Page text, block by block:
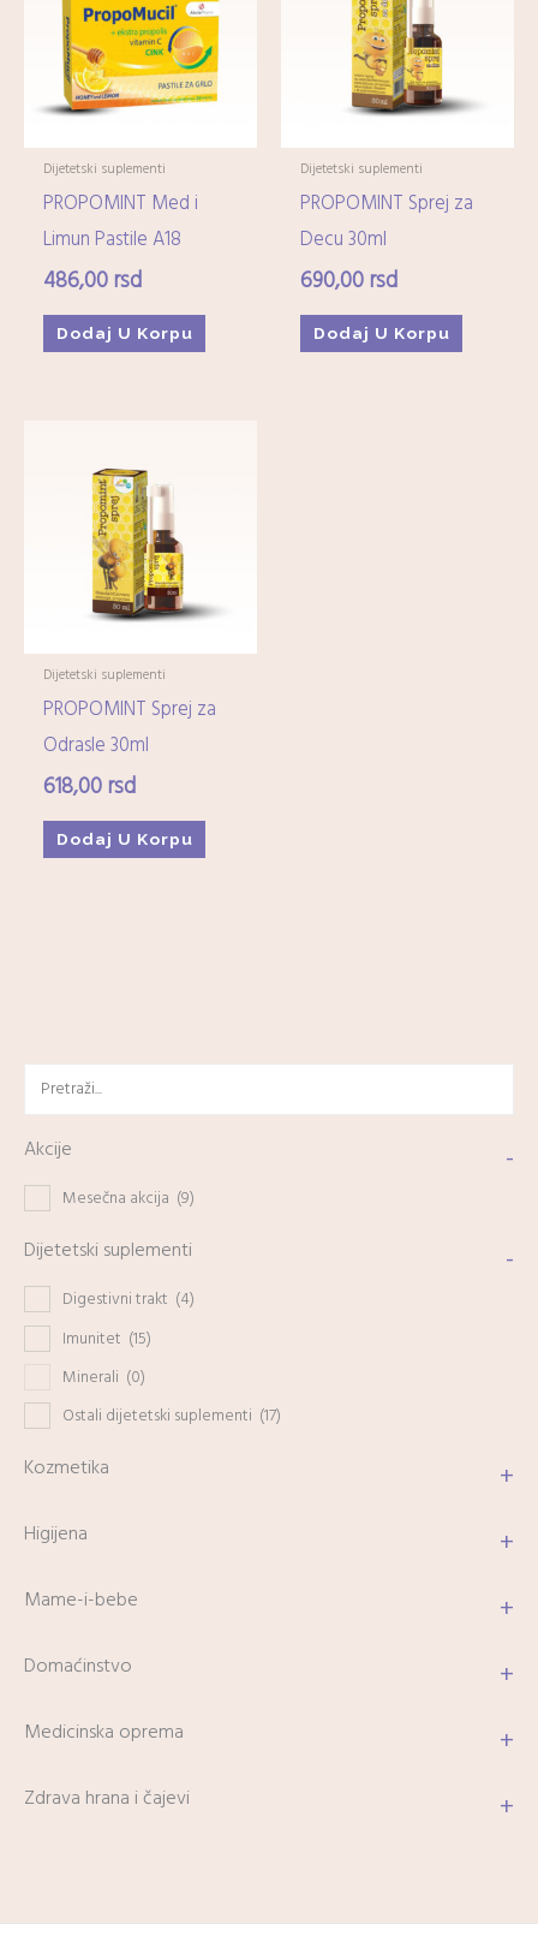
Akcije -
Mesečna akcija (9)
Dijetetski suplementi -
Digestivni trakt (4)
Imunitet (15)
Minerali (0)
Ostali dijetetski suplementi (17)
Kozmetika +
Higijena +
Mame-i-bebe +
Domaćinstvo +
Medicinska oprema +
Zdrava hrana i čajevi +
Imunitet(15)
Minerali(0)
Ostali dijetetski suplementi
Kozmetika
Higijena
Mame-i-bebe
Zdrava hrana i čajevi
Dijetetski suplementi
PROPOMINT Med i
Limun Pastile A18
486,00 rsd
Dodaj U Korpu
Dijetetski suplementi
PROPOMINT Sprej za
Decu 30ml
690,00 rsd
Dodaj U Korpu
Dijetetski suplementi
PROPOMINT Sprej za
Odrasle 30ml
618,00 rsd
Dodaj U Korpu